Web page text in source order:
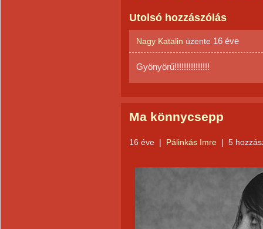
Utolsó hozzászólás
Nagy Katalin üzente 16 éve
Gyönyörű!!!!!!!!!!!!!!!
Ma könnycsepp
16 éve | Pálinkás Imre | 5